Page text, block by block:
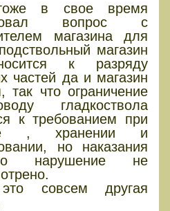
в свое время
вопрос с
магазина для
магазин
к разряду
частей да и магазин
так что ограничение
гладкоствола
к требованием при
, хранении и
но наказания
нарушение не
совсем другая